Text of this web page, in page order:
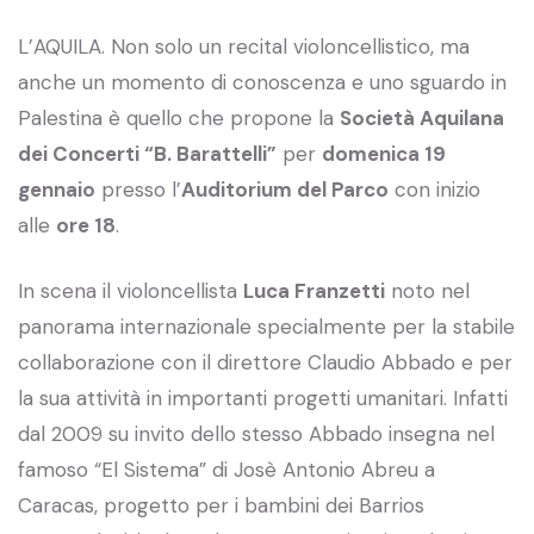
L’AQUILA. Non solo un recital violoncellistico, ma
anche un momento di conoscenza e uno sguardo in
Palestina è quello che propone la Società Aquilana
dei Concerti “B. Barattelli” per domenica 19
gennaio presso l’Auditorium del Parco con inizio
alle ore 18.
In scena il violoncellista Luca Franzetti noto nel
panorama internazionale specialmente per la stabile
collaborazione con il direttore Claudio Abbado e per
la sua attività in importanti progetti umanitari. Infatti
dal 2009 su invito dello stesso Abbado insegna nel
famoso “El Sistema” di Josè Antonio Abreu a
Caracas, progetto per i bambini dei Barrios